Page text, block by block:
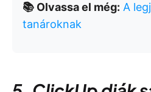
📚 Olvassa el még: A
tanároknak